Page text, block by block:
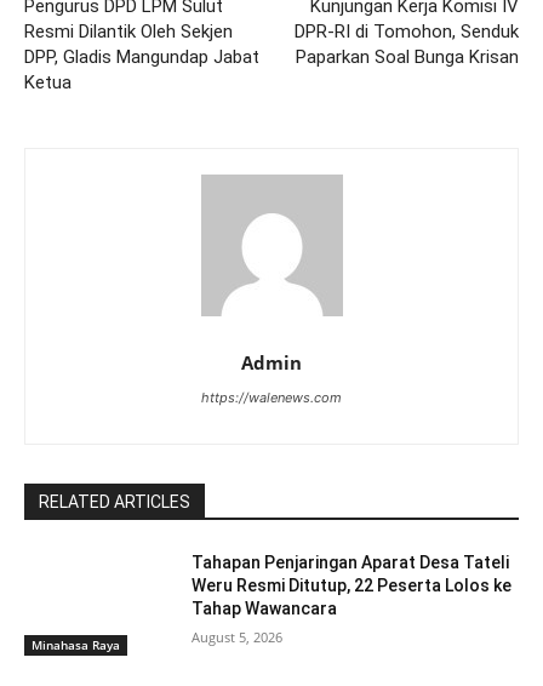
Pengurus DPD LPM Sulut
Resmi Dilantik Oleh Sekjen
DPP, Gladis Mangundap Jabat
Ketua
Kunjungan Kerja Komisi IV
DPR-RI di Tomohon, Senduk
Paparkan Soal Bunga Krisan
Admin
https://walenews.com
RELATED ARTICLES
Minahasa Raya
Tahapan Penjaringan Aparat Desa Tateli
Weru Resmi Ditutup, 22 Peserta Lolos ke
Tahap Wawancara
August 5, 2026